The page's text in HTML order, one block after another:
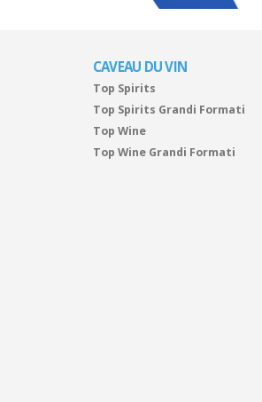
CAVEAU DU VIN
Top Spirits
Top Spirits Grandi Formati
Top Wine
Top Wine Grandi Formati